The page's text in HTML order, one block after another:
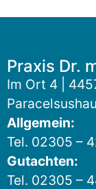
Praxis Dr.
Im Ort 4 |
Allgemein:
Tel. 02305 –
Gutachten:
Tel. 02305 –